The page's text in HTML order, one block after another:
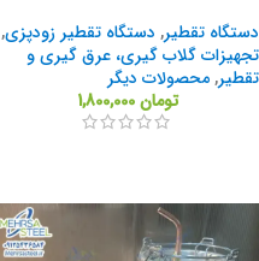
دستگاه تقطیر, دستگاه تقطیر زودپزی,
تجهیزات گلاب گیری، عرق گیری و
تقطیر,محصولات دیگر
تومان1,800,000